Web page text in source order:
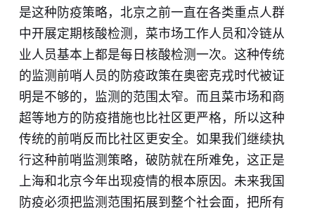
是这种防疫策略，北京之前一直在各类重点人群
中开展定期核酸检测，菜市场工作人员和冷链从
业人员基本上都是每日核酸检测一次。这种传统
的监测前哨人员的防疫政策在奥密克戎时代被证
明是不够的，监测的范围太窄。而且菜市场和商
超等地方的防疫措施也比社区更严格，所以这种
传统的前哨反而比社区更安全。如果我们继续执
行这种前哨监测策略，破防就在所难免，这正是
上海和北京今年出现疫情的根本原因。未来我国
防疫必须把监测范围拓展到整个社会面，把所有